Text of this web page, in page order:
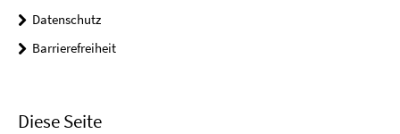
Datenschutz
Barrierefreiheit
Diese Seite